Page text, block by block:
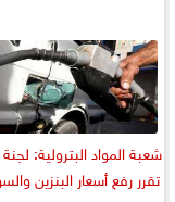
شعبة المواد البترولية:
تقرر رفع أسعار البنزين